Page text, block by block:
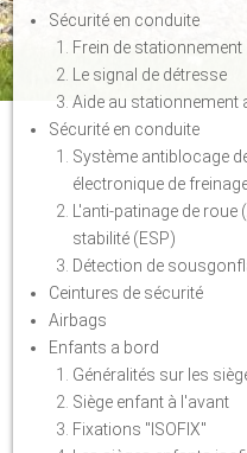
Sécurité en conduite
Frein de stationnement
Le signal de détresse
Aide au stationnement
Sécurité en conduite
Système antiblocage
électronique de
L'anti-patinage de
stabilité (ESP)
Détection de
Ceintures de sécurité
Airbags
Enfants a bord
Généralités sur les
Siège enfant à l'avant
Fixations "ISOFIX"